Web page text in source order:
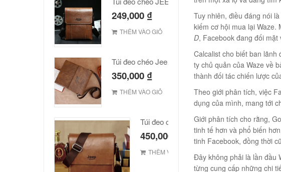
249,000 ₫
THÊM VÀO GIỎ
Túi đeo chéo Jeep giá rẻ JR03
350,000 ₫
THÊM VÀO GIỎ
Túi đeo chéo JEEP giá rẻ 002
450,000
THÊM VÀO GIỎ
Tuy nhiên, điều đáng nói
kiếm cơ hội mua lại
D, Facebook đang đối
Calcalist cho biết ban
ty chủ quản của Waze về
thành đối tác chiến lược
Theo giới phân tích, việc
dụng của mình, mang tới
Giới phân tích cho rằng,
tinh tế hơn và phổ biến
tinh Facebook, đồng thời
Đây không phải là lần đầu
từng cung cấp những chi